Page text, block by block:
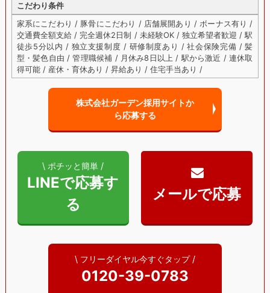
こだわり条件
家系にこだわり / 豚骨にこだわり / 店舗展開あり / ボーナス有り /
交通費全額支給 / 完全週休2日制 / 未経験OK / 独立希望者歓迎 / 駅
徒歩5分以内 / 独立支援制度 / 研修制度あり / 社会保険完備 / 髪
型・髪色自由 / 管理職候補 / 月休み8日以上 / 駅から激近 / 連休取
得可能 / 産休・育休あり / 昇給あり / 住宅手当あり /
株式会社ガーデン採用サイトか
ら応募する
\ ポチッと簡単 /
LINEで応募す
る
\ フリーダイヤル今すぐタップ /
0120-39-0783